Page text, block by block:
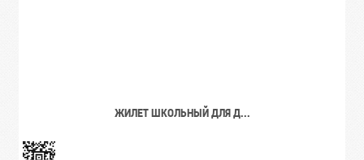
ЖИЛЕТ ШКОЛЬНЫЙ ДЛЯ Д...